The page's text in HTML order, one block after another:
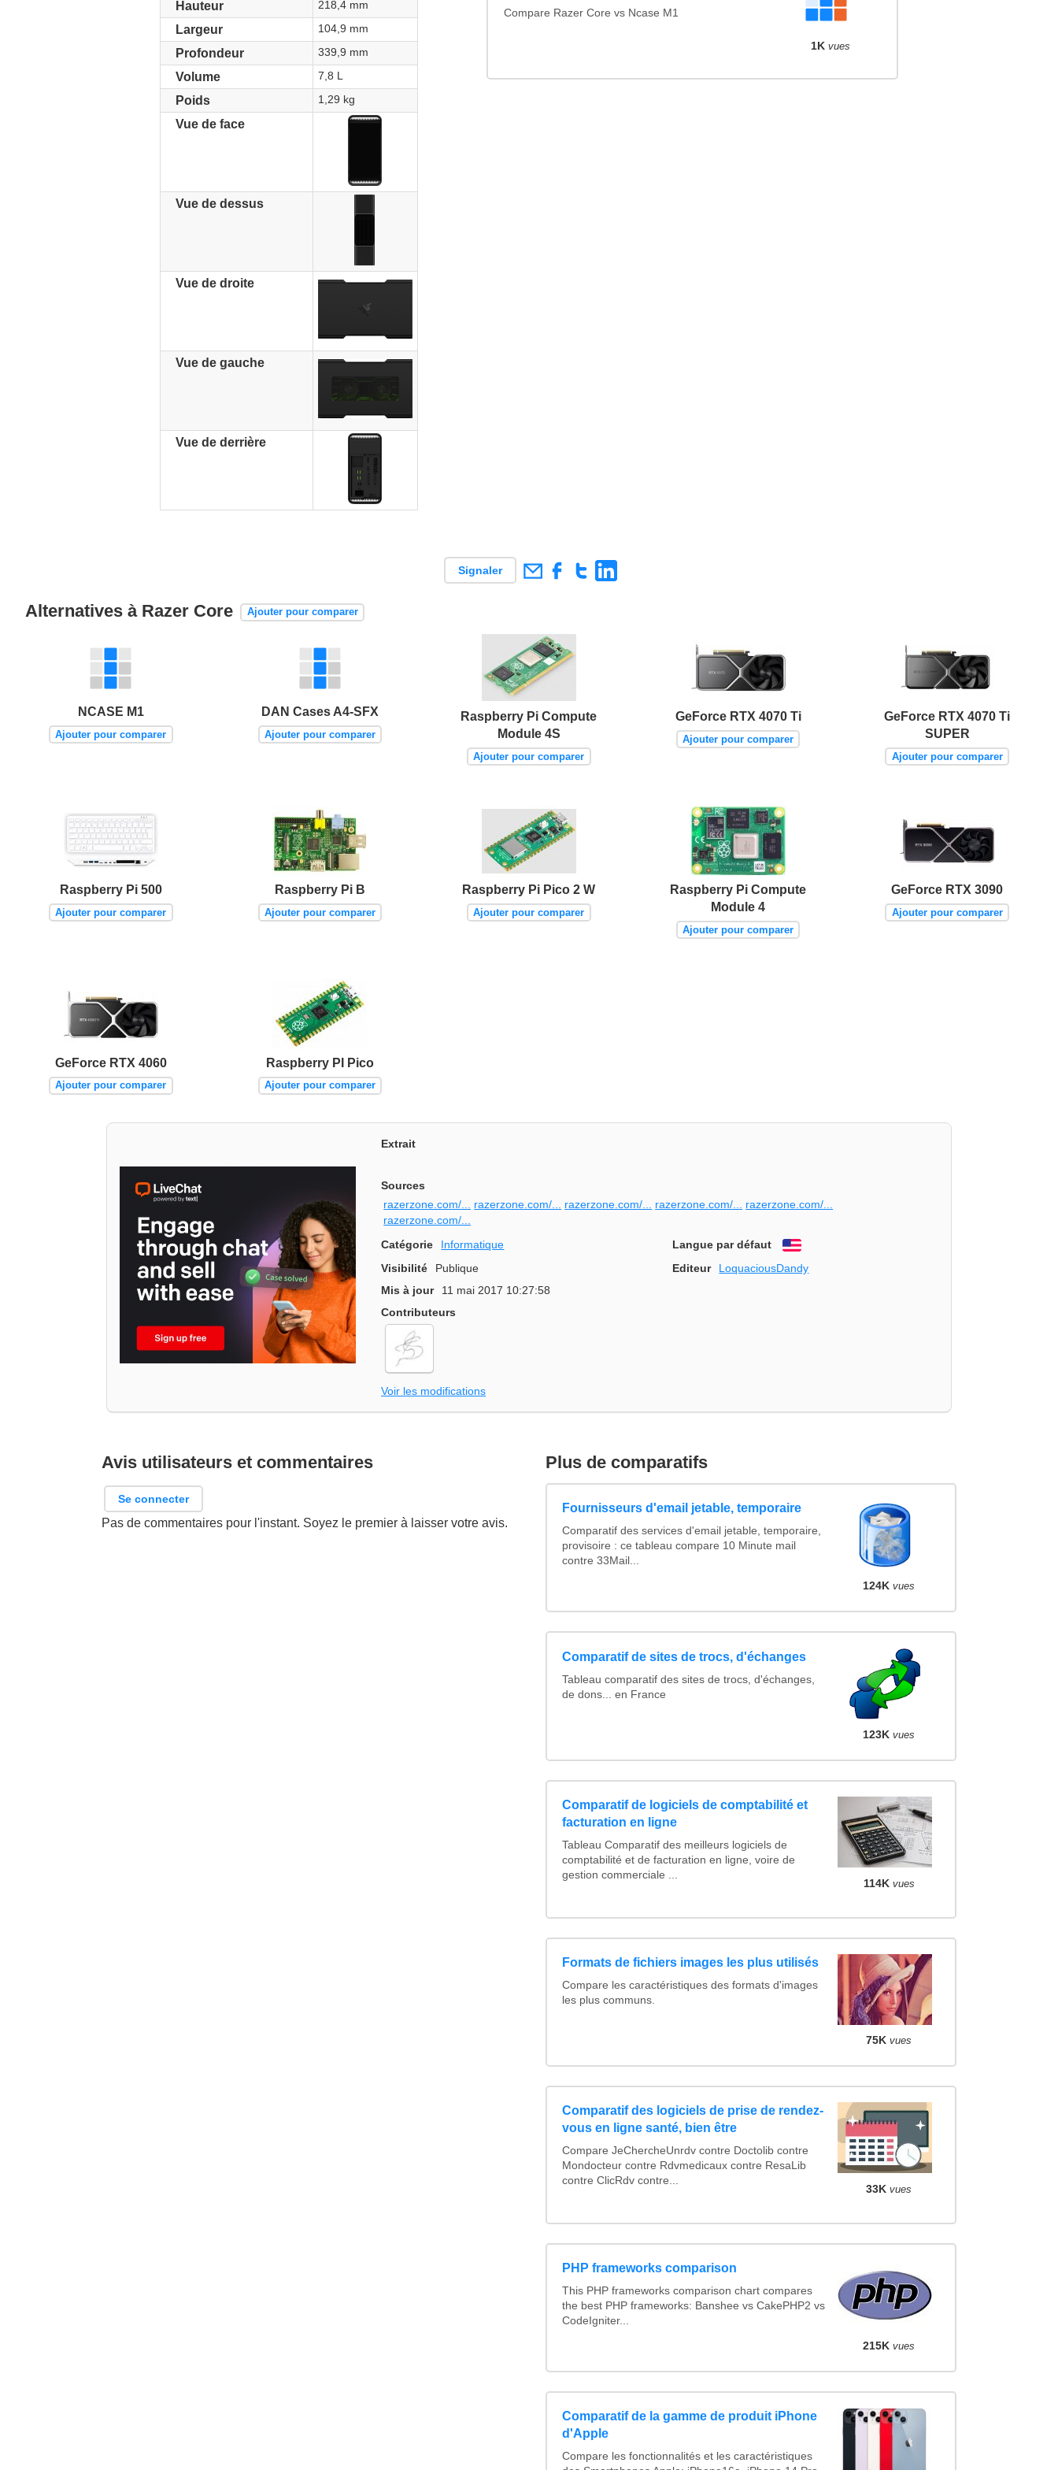
Hauteur 218,4 mm
Largeur 104,9 mm
Profondeur 339,9 mm
Volume 7,8 L
Poids 1,29 kg
Vue de face
Vue de dessus
Vue de droite
Vue de gauche
Vue de derrière
Compare Razer Core vs Ncase M1
1K vues
Signaler
Alternatives à Razer Core Ajouter pour comparer
NCASE M1
Ajouter pour comparer
DAN Cases A4-SFX
Ajouter pour comparer
Raspberry Pi Compute
Module 4S
Ajouter pour comparer
GeForce RTX 4070 Ti
Ajouter pour comparer
GeForce RTX 4070 Ti
SUPER
Ajouter pour comparer
Raspberry Pi 500
Ajouter pour comparer
Raspberry Pi B
Ajouter pour comparer
Raspberry Pi Pico 2 W
Ajouter pour comparer
Raspberry Pi Compute
Module 4
Ajouter pour comparer
GeForce RTX 3090
Ajouter pour comparer
GeForce RTX 4060
Ajouter pour comparer
Raspberry PI Pico
Ajouter pour comparer
Extrait
Sources
razerzone.com/...
razerzone.com/... razerzone.com/... razerzone.com/...
razerzone.com/...
razerzone.com/...
Catégorie
Informatique Langue par défaut
English
Visibilité
Publique Editeur
LoquaciousDandy
Mis à jour
11 mai 2017 10:27:58
Contributeurs
Voir les modifications
Avis utilisateurs et commentaires
Se connecter
Pas de commentaires pour l'instant. Soyez le premier à laisser votre avis.
Plus de comparatifs
Fournisseurs d'email jetable, temporaire
Comparatif des services d'email jetable, temporaire,
provisoire : ce tableau compare 10 Minute mail
contre 33Mail...
124K vues
Comparatif de sites de trocs, d'échanges
Tableau comparatif des sites de trocs, d'échanges,
de dons... en France
123K vues
Comparatif de logiciels de comptabilité et
facturation en ligne
Tableau Comparatif des meilleurs logiciels de
comptabilité et de facturation en ligne, voire de
gestion commerciale ...
114K vues
Formats de fichiers images les plus utilisés
Compare les caractéristiques des formats d'images
les plus communs.
75K vues
Comparatif des logiciels de prise de rendez-
vous en ligne santé, bien être
Compare JeChercheUnrdv contre Doctolib contre
Mondocteur contre Rdvmedicaux contre ResaLib
contre ClicRdv contre...
33K vues
PHP frameworks comparison
This PHP frameworks comparison chart compares
the best PHP frameworks: Banshee vs CakePHP2 vs
CodeIgniter...
215K vues
Comparatif de la gamme de produit iPhone
d'Apple
Compare les fonctionnalités et les caractéristiques